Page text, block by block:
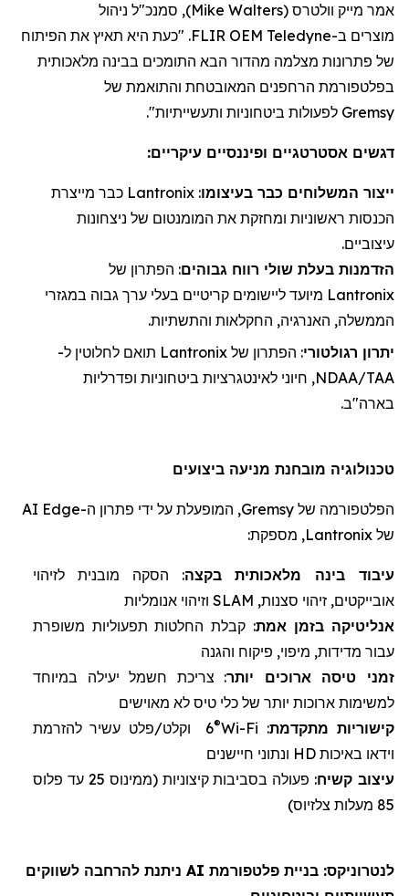
אמר מייק וולטרס (
Mike Walters
), סמנכ"ל ניהול
מוצרים ב-Teledyne
FLIR OEM. "כעת היא תאיץ את הפיתוח
של פתרונות מצלמה מהדור הבא התומכים בבינה מלאכותית
בפלטפורמת הרחפנים המאובטחת והתואמת של
Gremsy לפעולות ביטחוניות ותעשייתיות".
דגשים אסטרטגיים ופיננסיים עיקריים:
ייצור המשלוחים כבר בעיצומו:
Lantronix כבר מייצרת
הכנסות ראשוניות ומחזקת את המומנטום של ניצחונות
עיצוביים.
הזדמנות בעלת שולי רווח גבוהים: הפתרון של
Lantronix מיועד ליישומים קריטיים בעלי ערך גבוה במגזרי
הממשלה, האנרגיה, החקלאות והתשתיות.
יתרון רגולטורי: הפתרון של Lantronix תואם לחלוטין ל-
NDAA/TAA, חיוני לאינטגרציות ביטחוניות ופדרליות
בארה"ב.
טכנולוגיה מובחנת מניעה ביצועים
הפלטפורמה של Gremsy, המופעלת על ידי פתרון ה-Edge
AI
של Lantronix, מספקת:
עיבוד בינה מלאכותיתבקצה: הסקה מובנית לזיהוי
אובייקטים, זיהוי סצנות, SLAM וזיהוי אנומליות
אנליטיקה בזמן אמת: קבלת החלטות תפעוליות משופרת
עבור מדידות, מיפוי, פיקוח והגנה
זמני טיסה ארוכים יותר: צריכת חשמל יעילה במיוחד
למשימות ארוכות יותר של כלי טיס לא מאוישים
קישוריות מתקדמת:
Wi-Fi
®
6
וקלט/פלט עשיר להזרמת
וידאו באיכות HD ונתוני חיישנים
עיצוב קשיח: פעולה בסביבות קיצוניות (
ממינוס 25 עד פלוס
85 מעלות צלזיוס)
לנטרוניקס
: בניית פלטפורמת AI ניתנת להרחבה לשווקים